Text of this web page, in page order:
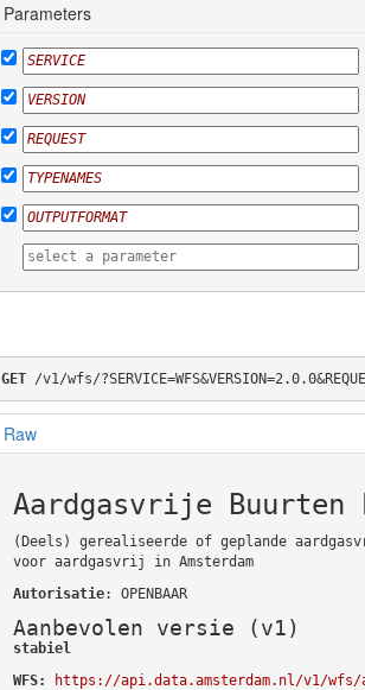
Parameters
GET /v1/wfs/
Raw
Aardgasvrije
(Deels) gerealiseerde of geplande
voor aardgasvrij in Amsterdam
Autorisatie: OPENBAAR
Aanbevolen versie (v1)
stabiel
WFS:
https://api.data.amsterdam.nl/v1/wfs/